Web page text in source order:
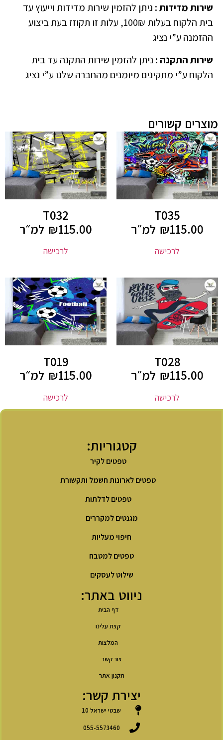
שירות מדידות: ניתן להזמין שירות מדידות וייעוץ עד
בית הלקוח בעלות 100₪, עלות זו תקוזז בעת ביצוע
ההזמנה ע”י נציג
שירות התקנה : ניתן להזמין שירות התקנה עד בית
הלקוח ע”י מתקינים מיומנים מהחברה שלנו ע”י נציג
מוצרים קשורים
T035
₪115.00 למ״ר
לרכישה
T032
₪115.00 למ״ר
לרכישה
T028
₪115.00 למ״ר
לרכישה
T019
₪115.00 למ״ר
לרכישה
קטגוריות:
טפטים לקיר
טפטים לארונות חשמל ותקשורת
טפטים לדלתות
מגנטים למקררים
חיפוי מעליות
טפטים למטבח
שילוט לעסקים
ניווט באתר:
דף הבית
קצת עלינו
המלצות
צור קשר
תקנון אתר
יצירת קשר:
שבטי ישראל 10
055-5573460